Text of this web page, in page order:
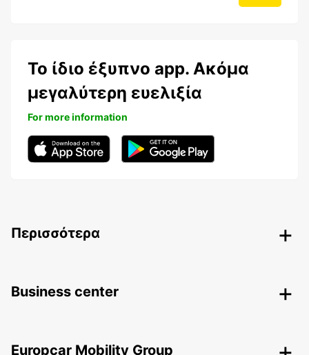
Το ίδιο έξυπνο app. Ακόμα
μεγαλύτερη ευελιξία
For more information
Περισσότερα
Business center
Europcar Mobility Group